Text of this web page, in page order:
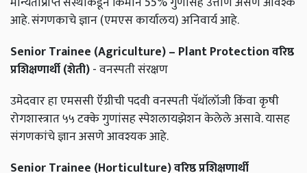
आहे. संगणकाचे ज्ञान (एमएस कार्यालय) अनिवार्य आहे.
Senior Trainee (Agriculture) – Plant Protection वरिष्ठ
प्रशिक्षणार्थी (शेती)- वनस्पती संरक्षण
उमेदवार हा एमससी ऍग्रीची पदवी वनस्पती पॅथॉलॉजी किंवा कृषी
रोगशास्त्रात ५५ टक्के गुणांसह स्पेशलायझेशन केलेले असावे. यासह
संगणकांचे ज्ञान असणे आवश्यक आहे.
Senior Trainee (Horticulture) वरिष्ठ प्रशिक्षणार्थी